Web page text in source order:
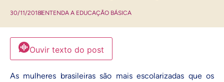
30/11/2018ENTENDA A EDUCAÇÃO BÁSICA
Ouvir texto do post
As mulheres brasileiras são mais escolarizadas que os